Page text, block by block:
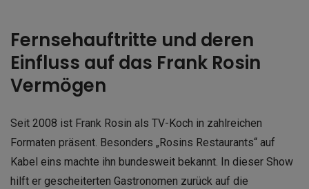
Fernsehauftritte und deren
Einfluss auf das Frank Rosin
Vermögen
Seit 2008 ist Frank Rosin als TV-Koch in zahlreichen
Formaten präsent. Besonders „Rosins Restaurants“ auf
Kabel eins machte ihn bundesweit bekannt. In dieser Show
hilft er gescheiterten Gastronomen zurück auf die